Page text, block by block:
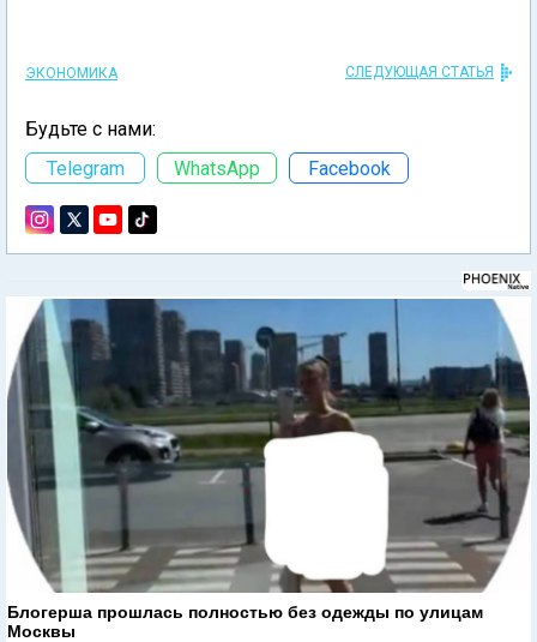
ЭКОНОМИКА СЛЕДУЮЩАЯ СТАТЬЯ
Будьте с нами:
Telegram
WhatsApp Facebook
Блогерша прошлась полностью без одежды по улицам
Москвы